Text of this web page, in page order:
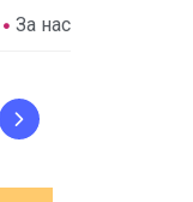
За нас